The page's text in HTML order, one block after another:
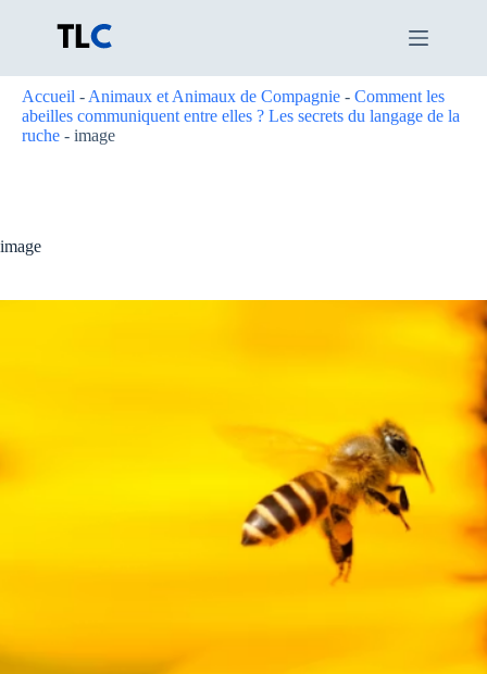
Accueil - Animaux et Animaux de Compagnie - Comment les
abeilles communiquent entre elles ? Les secrets du langage de la
ruche - image
image